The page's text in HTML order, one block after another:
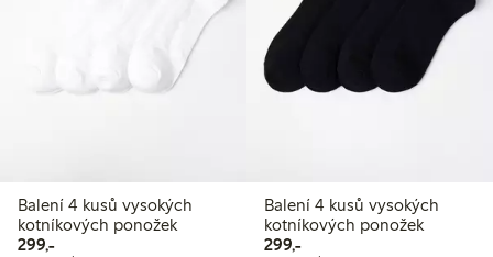
Balení 4 kusů vysokých
kotníkových ponožek
299,-299,00 Kč
Balení 4 kusů vysokých
kotníkových ponožek
299,-299,00 Kč